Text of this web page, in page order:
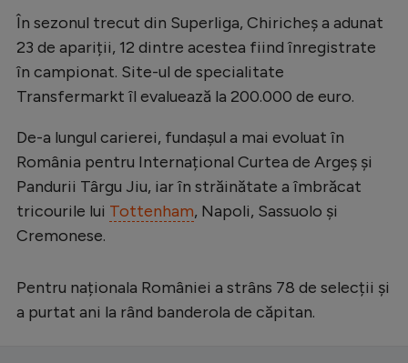
În sezonul trecut din Superliga, Chiricheș a adunat
23 de apariții, 12 dintre acestea fiind înregistrate
în campionat. Site-ul de specialitate
Transfermarkt îl evaluează la 200.000 de euro.
De-a lungul carierei, fundașul a mai evoluat în
România pentru Internațional Curtea de Argeș și
Pandurii Târgu Jiu, iar în străinătate a îmbrăcat
tricourile lui Tottenham, Napoli, Sassuolo și
Cremonese.
Pentru naționala României a strâns 78 de selecții și
a purtat ani la rând banderola de căpitan.